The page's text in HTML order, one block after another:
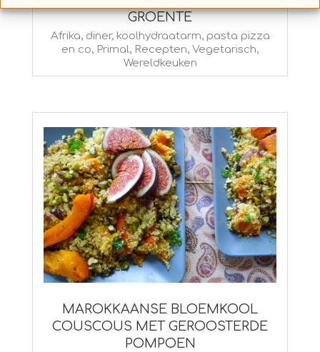
GROENTE
2016-
Afrika, diner, koolhydraatarm, pasta pizza
en co, Primal, Recepten, Vegetarisch,
Wereldkeuken
MAROKKAANSE BLOEMKOOL
COUSCOUS MET GEROOSTERDE
POMPOEN